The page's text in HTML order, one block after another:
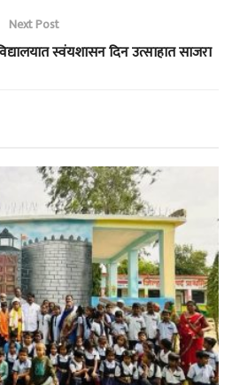
Next Post
स्वंयशासन दिन उत्साहात साजरा